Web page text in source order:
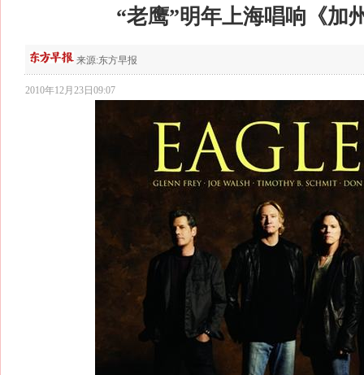
“老鹰”明年上海唱响《加
来源:东方早报
2010年12月23日09:07